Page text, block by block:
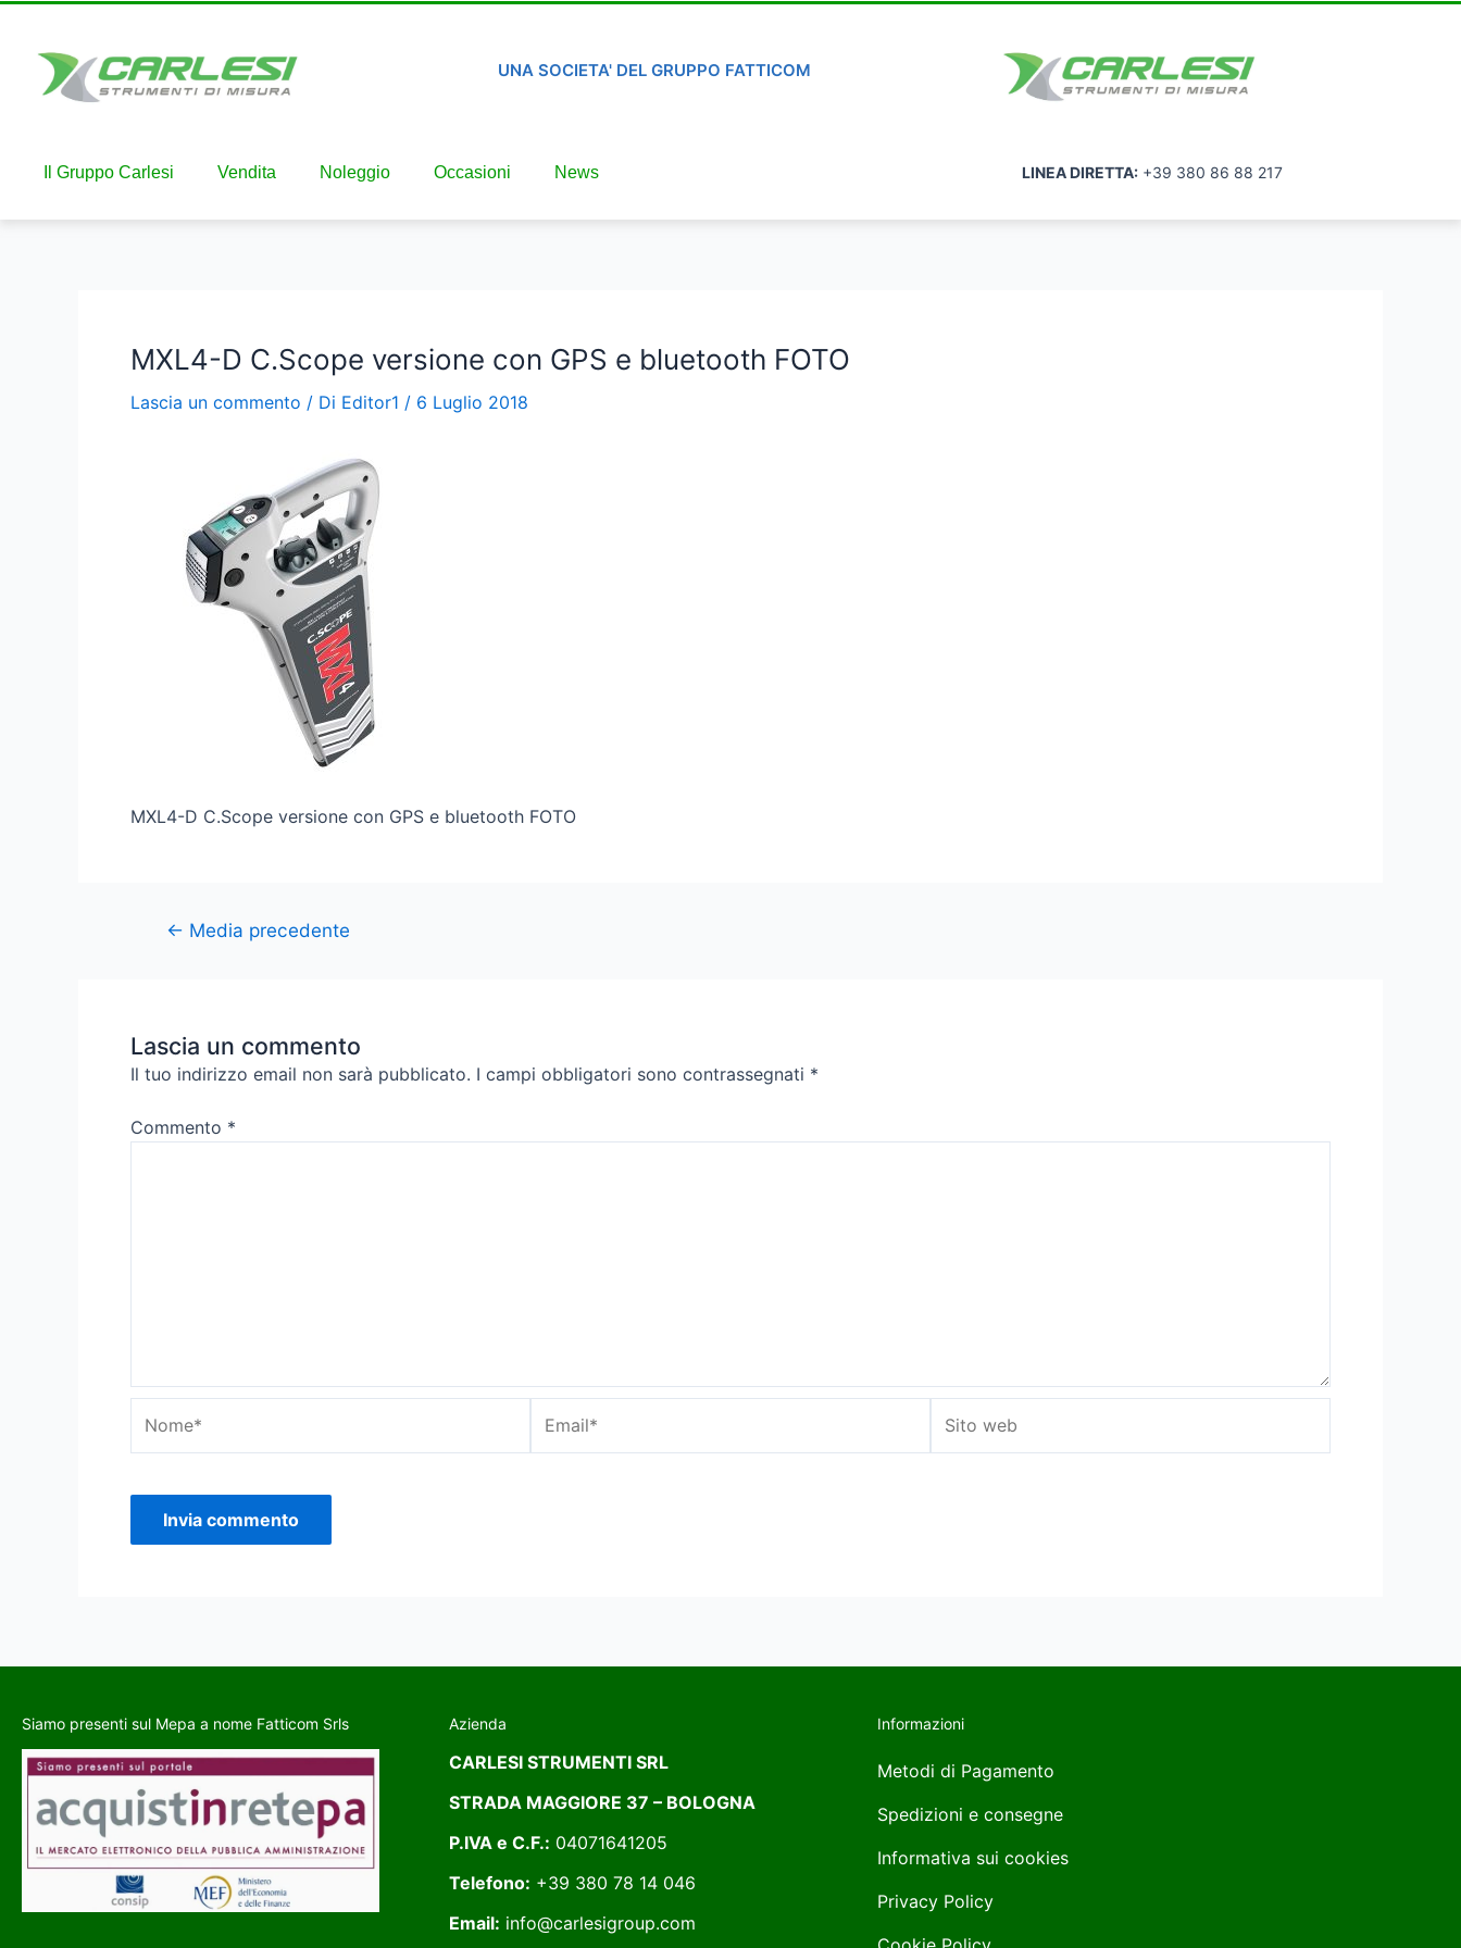
UNA SOCIETA' DEL GRUPPO FATTICOM
Il Gruppo Carlesi Vendita Noleggio Occasioni News LINEA DIRETTA: +39 380 86 88 217
MXL4-D C.Scope versione con GPS e bluetooth FOTO
Lascia un commento / Di Editor1 / 6 Luglio 2018
MXL4-D C.Scope versione con GPS e bluetooth FOTO
← Media precedente
Lascia un commento
Il tuo indirizzo email non sarà pubblicato. I campi obbligatori sono contrassegnati *
Commento *
Siamo presenti sul Mepa a nome Fatticom Srls Azienda
CARLESI STRUMENTI SRL
STRADA MAGGIORE 37 – BOLOGNA
P.IVA e C.F.: 04071641205
Telefono: +39 380 78 14 046
Email: info@carlesigroup.com
Informazioni
Metodi di Pagamento
Spedizioni e consegne
Informativa sui cookies
Privacy Policy